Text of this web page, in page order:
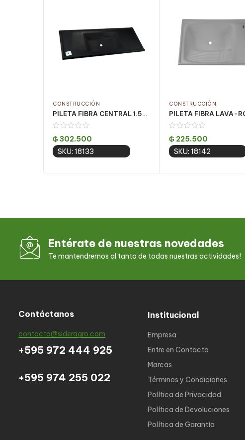
CONSTRUCCIÓN
PILETA FIBRA CENTRAL 1.50X50CM NEGRO
₲ 302.500
SKU: 18133
Add to cart
CONSTRUCCIÓN
₲ 225.500
SKU: 18142
Add to cart
Entérate de nuestras novedades
Te mantendremos al tanto de todas nuestras actividades!
Contáctanos
contacto@sideragro.com
+595 972 444 925
+595 974 255 022
Institucional
Empresa
Entre en Contacto
Marcas
Términos y Condiciones
Política de Privacidad
Política de Devoluciones
Política de Garantía